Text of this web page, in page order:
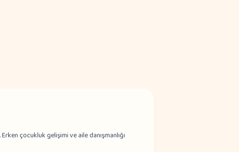
çocukluk gelişimi ve aile danışmanlığı